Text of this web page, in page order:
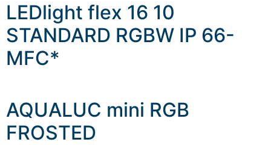
LEDlight flex 16 10
STANDARD RGBW IP 66-
MFC*
AQUALUC mini RGB
FROSTED